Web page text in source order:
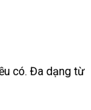
có. Đa dạng từ